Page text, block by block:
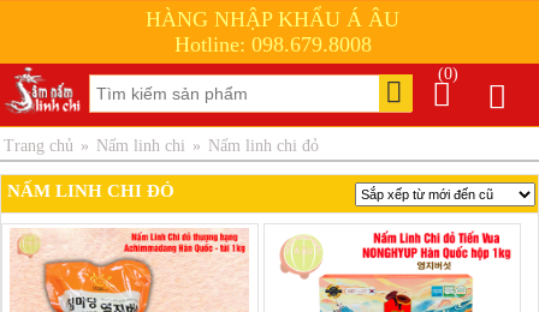
HÀNG NHẬP KHẨU Á ÂU
Hotline: 098.679.8008
(0)
Trang chủ » Nấm linh chi » Nấm linh chi đỏ
NẤM LINH CHI ĐỎ